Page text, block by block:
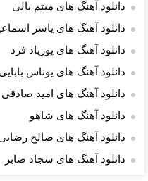
دانلود آهنگ های میثم بالی
دانلود آهنگ های یاسر
دانلود آهنگ های پوریاد فرد
دانلود آهنگ های یوناس بابایی
دانلود آهنگ های امید صادقی
دانلود آهنگ های شاهو
دانلود آهنگ های صالح
دانلود آهنگ های سجاد صابر